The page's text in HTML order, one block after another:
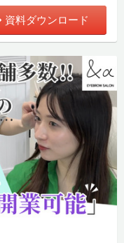
資料ダウンロード